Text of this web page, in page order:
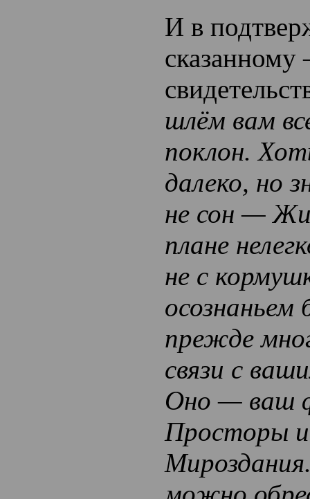
И в
шлём вам
поклон.
далеко, но
не сон —
плане
не с
осознаньем
прежде
связи с
Оно — ваш
Просторы